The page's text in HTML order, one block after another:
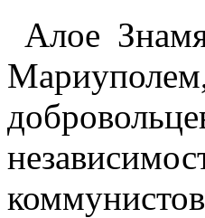
Алое